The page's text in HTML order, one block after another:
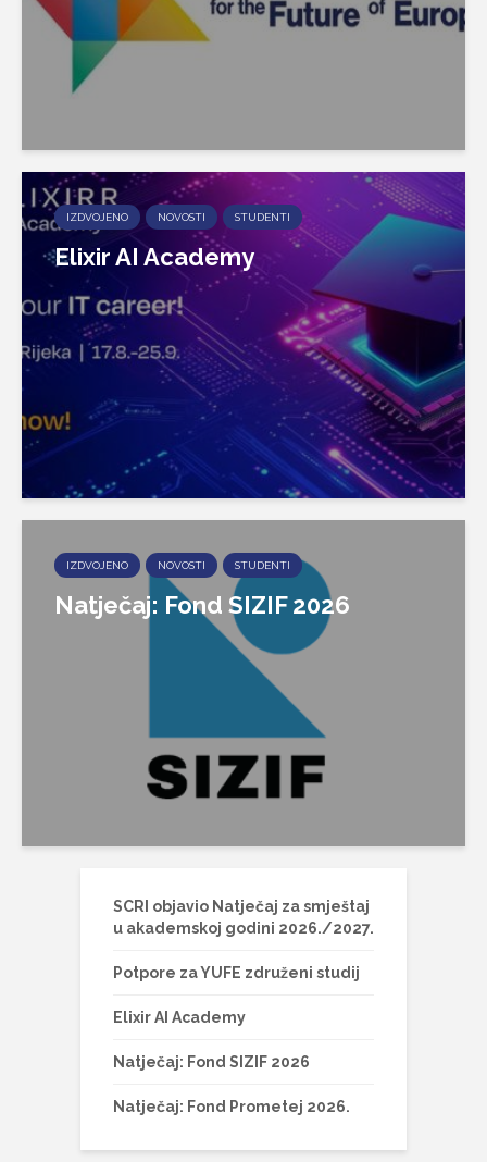
IZDVOJENO NOVOSTI STUDENTI
Elixir AI Academy
IZDVOJENO NOVOSTI STUDENTI
Natječaj: Fond SIZIF 2026
SCRI objavio Natječaj za smještaj
u akademskoj godini 2026./2027.
Potpore za YUFE združeni studij
Elixir AI Academy
Natječaj: Fond SIZIF 2026
Natječaj: Fond Prometej 2026.